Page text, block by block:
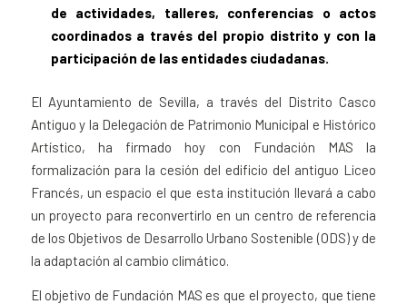
de actividades, talleres, conferencias o actos
coordinados a través del propio distrito y con la
participación de las entidades ciudadanas.
El Ayuntamiento de Sevilla, a través del Distrito Casco
Antiguo y la Delegación de Patrimonio Municipal e Histórico
Artístico, ha firmado hoy con Fundación MAS la
formalización para la cesión del edificio del antiguo Liceo
Francés, un espacio el que esta institución llevará a cabo
un proyecto para reconvertirlo en un centro de referencia
de los Objetivos de Desarrollo Urbano Sostenible (ODS) y de
la adaptación al cambio climático.
El objetivo de Fundación MAS es que el proyecto, que tiene